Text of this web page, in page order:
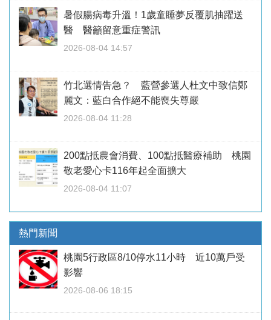
暑假腸病毒升溫！1歲童睡夢反覆肌抽躍送
醫 醫籲留意重症警訊
2026-08-04 14:57
竹北選情告急？ 藍營參選人杜文中致信鄭
麗文：藍白合作絕不能喪失尊嚴
2026-08-04 11:28
200點抵農會消費、100點抵醫療補助 桃園
敬老愛心卡116年起全面擴大
2026-08-04 11:07
熱門新聞
桃園5行政區8/10停水11小時 近10萬戶受
影響
2026-08-06 18:15